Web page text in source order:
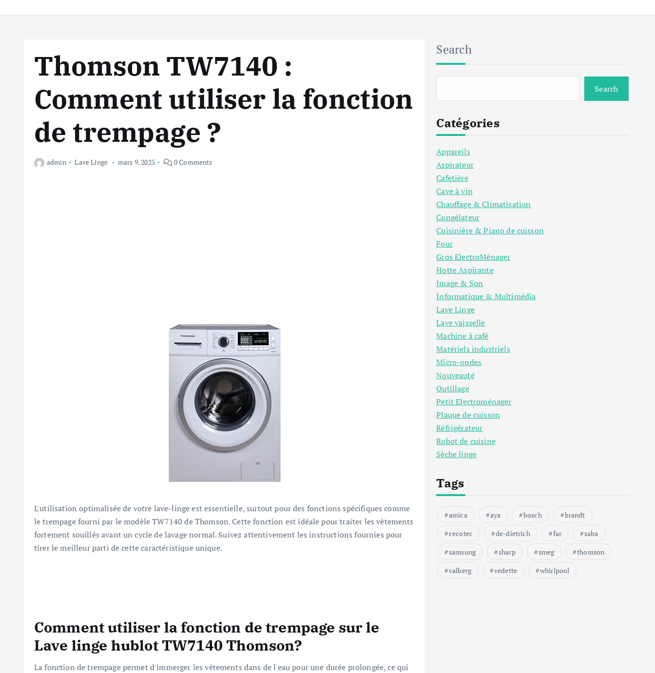
Thomson TW7140 :
Comment utiliser la fonction
de trempage ?
admin Lave Linge mars 9, 2025 0 Comments
L'utilisation optimalisée de votre lave-linge est essentielle, surtout pour des fonctions spécifiques comme
le trempage fourni par le modèle TW7140 de Thomson. Cette fonction est idéale pour traiter les vêtements
fortement souillés avant un cycle de lavage normal. Suivez attentivement les instructions fournies pour
tirer le meilleur parti de cette caractéristique unique.
Comment utiliser la fonction de trempage sur le
Lave linge hublot TW7140 Thomson?
La fonction de trempage permet d'immerger les vêtements dans de l'eau pour une durée prolongée, ce qui
Search
Search
Catégories
Appareils
Aspirateur
Cafetière
Cave à vin
Chauffage & Climatisation
Congélateur
Cuisinière & Piano de cuisson
Four
Gros ElectroMénager
Hotte Aspirante
Image & Son
Informatique & Multimédia
Lave Linge
Lave vaisselle
Machine à café
Matériels industriels
Micro-ondes
Nouveauté
Outillage
Petit Electroménager
Plaque de cuisson
Réfrigérateur
Robot de cuisine
Sèche linge
Tags
amica aya bosch
brandt
cecotec
de-dietrich far
saba
samsung
sharp smeg
thomson
valberg
vedette whirlpool